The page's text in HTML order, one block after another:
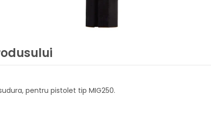
pentru pistolet tip MIG250.